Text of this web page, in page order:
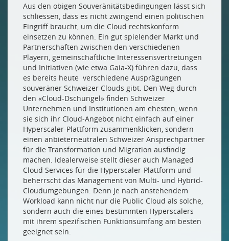
Aus den obigen Souveränitätsbedingungen lässt sich
schliessen, dass es nicht zwingend einen politischen
Eingriff braucht, um die Cloud rechtskonform
einsetzen zu können. Ein gut spielender Markt und
Partnerschaften zwischen den verschiedenen
Playern, gemeinschaftliche Interessensvertretungen
und Initiativen (wie etwa Gaia-X) führen dazu, dass
es bereits heute verschiedene Ausprägungen
souveräner Schweizer Clouds gibt. Den Weg durch
den «Cloud-Dschungel» finden Schweizer
Unternehmen und Institutionen am ehesten, wenn
sie sich ihr Cloud-Angebot nicht einfach auf einer
Hyperscaler-Plattform zusammenklicken, sondern
einen anbieterneutralen Schweizer Ansprechpartner
für die Transformation und Migration ausfindig
machen. Idealerweise stellt dieser auch Managed
Cloud Services für die Hyperscaler-Plattform und
beherrscht das Management von Multi- und Hybrid-
Cloudumgebungen. Denn je nach anstehendem
Workload kann nicht nur die Public Cloud als solche,
sondern auch die eines bestimmten Hyperscalers
mit ihrem spezifischen Funktionsumfang am besten
geeignet sein.